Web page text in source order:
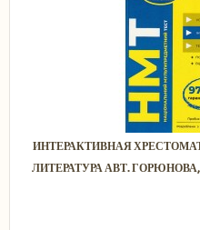
ИНТЕРАКТИВНАЯ
ЛИТЕРАТУРА АВТ.